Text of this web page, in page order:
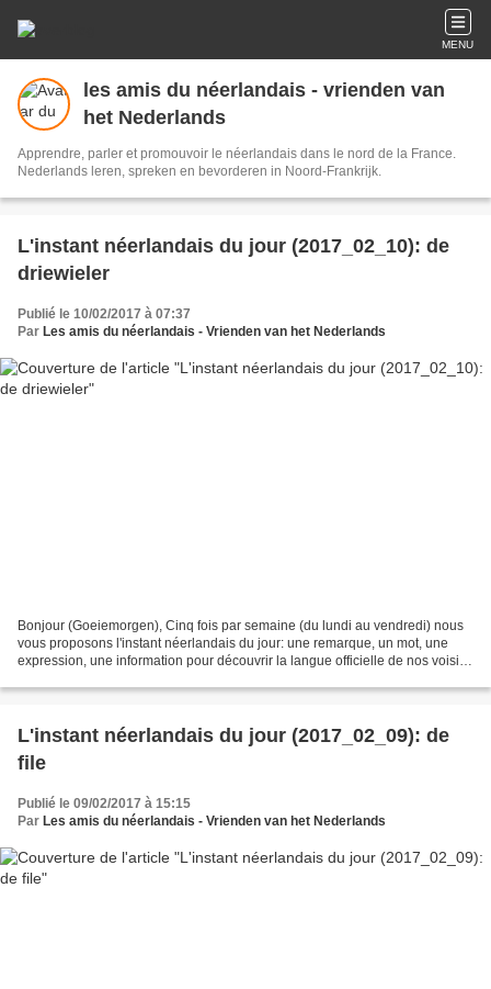
MENU
les amis du néerlandais - vrienden van
het Nederlands
Apprendre, parler et promouvoir le néerlandais dans le nord de la France.
Nederlands leren, spreken en bevorderen in Noord-Frankrijk.
L'instant néerlandais du jour (2017_02_10): de
driewieler
Publié le 10/02/2017 à 07:37
Par Les amis du néerlandais - Vrienden van het Nederlands
Bonjour (Goeiemorgen), Cinq fois par semaine (du lundi au vendredi) nous
vous proposons l'instant néerlandais du jour: une remarque, un mot, une
expression, une information pour découvrir la langue officielle de nos voisins
L'instant néerlandais du jour (2017_02_09): de
file
Publié le 09/02/2017 à 15:15
Par Les amis du néerlandais - Vrienden van het Nederlands